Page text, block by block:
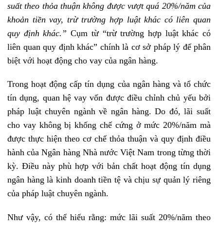
suất theo thỏa thuận không được vượt quá 20%/năm của
khoản tiền vay, trừ trường hợp luật khác có liên quan
quy định khác.” Cụm từ “trừ trường hợp luật khác có
liên quan quy định khác” chính là cơ sở pháp lý để phân
biệt với hoạt động cho vay của ngân hàng.
Trong hoạt động cấp tín dụng của ngân hàng và tổ chức
tín dụng, quan hệ vay vốn được điều chỉnh chủ yếu bởi
pháp luật chuyên ngành về ngân hàng. Do đó, lãi suất
cho vay không bị khống chế cứng ở mức 20%/năm mà
được thực hiện theo cơ chế thỏa thuận và quy định điều
hành của Ngân hàng Nhà nước Việt Nam trong từng thời
kỳ. Điều này phù hợp với bản chất hoạt động tín dụng
ngân hàng là kinh doanh tiền tệ và chịu sự quản lý riêng
của pháp luật chuyên ngành.
Như vậy, có thể hiểu rằng: mức lãi suất 20%/năm theo